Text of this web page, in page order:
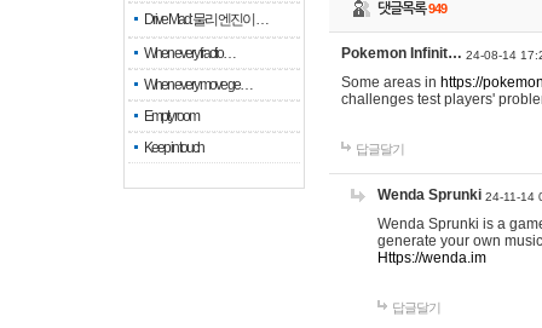
Drive Mad: 물리 엔진이 …
When every fractio…
When every move ge…
Empty room
Keep in touch
댓글목록949
Pokemon Infinit… 24-08-14
Some areas in https://
challenges test players'
답글달기
Wenda Sprunki 24-11-14
Wenda Sprunki is a
generate your own
Https://wenda.im
답글달기